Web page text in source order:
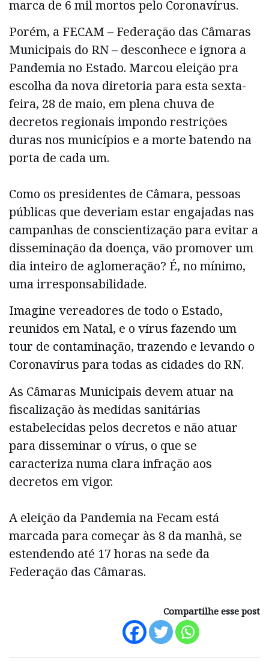
marca de 6 mil mortos pelo Coronavírus.
Porém, a FECAM – Federação das Câmaras
Municipais do RN – desconhece e ignora a
Pandemia no Estado. Marcou eleição pra
escolha da nova diretoria para esta sexta-
feira, 28 de maio, em plena chuva de
decretos regionais impondo restrições
duras nos municípios e a morte batendo na
porta de cada um.
Como os presidentes de Câmara, pessoas
públicas que deveriam estar engajadas nas
campanhas de conscientização para evitar a
disseminação da doença, vão promover um
dia inteiro de aglomeração? É, no mínimo,
uma irresponsabilidade.
Imagine vereadores de todo o Estado,
reunidos em Natal, e o vírus fazendo um
tour de contaminação, trazendo e levando o
Coronavírus para todas as cidades do RN.
As Câmaras Municipais devem atuar na
fiscalização às medidas sanitárias
estabelecidas pelos decretos e não atuar
para disseminar o vírus, o que se
caracteriza numa clara infração aos
decretos em vigor.
A eleição da Pandemia na Fecam está
marcada para começar às 8 da manhã, se
estendendo até 17 horas na sede da
Federação das Câmaras.
Compartilhe esse post